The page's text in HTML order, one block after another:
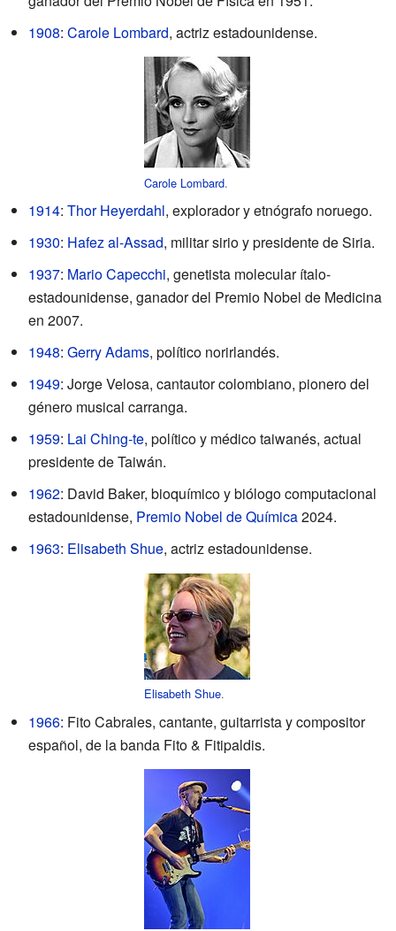
1908: Carole Lombard, actriz estadounidense.
Carole Lombard.
1914: Thor Heyerdahl, explorador y etnógrafo noruego.
1930: Hafez al-Assad, militar sirio y presidente de Siria.
1937: Mario Capecchi, genetista molecular ítalo-
estadounidense, ganador del Premio Nobel de Medicina
en 2007.
1948: Gerry Adams, político norirlandés.
1949: Jorge Velosa, cantautor colombiano, pionero del
género musical carranga.
1959: Lai Ching‑te, político y médico taiwanés, actual
presidente de Taiwán.
1962: David Baker, bioquímico y biólogo computacional
estadounidense, Premio Nobel de Química2024.
1963: Elisabeth Shue, actriz estadounidense.
Elisabeth Shue.
1966: Fito Cabrales, cantante, guitarrista y compositor
español, de la banda Fito & Fitipaldis.